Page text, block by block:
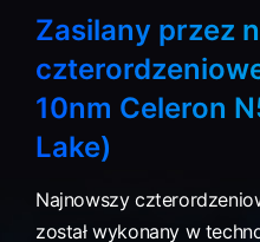
Zasilany przez
10nm Celeron
Lake)
Najnowszy
został wykonany w